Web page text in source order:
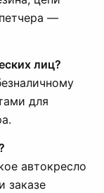
—
лиц?
для
автокресло
заказе